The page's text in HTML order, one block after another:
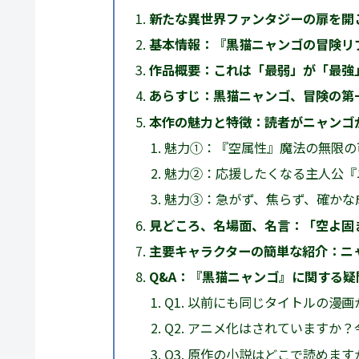
新たな異世界ファンタジーの扉を開
基本情報：『黒猫ニャンゴの冒険
作品概要：これは「最弱」が「最
あらすじ：黒猫ニャンゴ、冒険の第
本作の魅力と特徴：読者がニャン
魅力①：『空属性』魔法の無限
魅力②：応援したくなる主人公
魅力③：急がず、焦らず、確か
見どころ、名場面、名言：「空よ
主要キャラクターの簡単な紹介：
Q&A：『黒猫ニャンゴ』に関する
Q1. 以前にも同じタイトルの漫
Q2. アニメ化はされていますか
Q3. 原作の小説はどこで読めま